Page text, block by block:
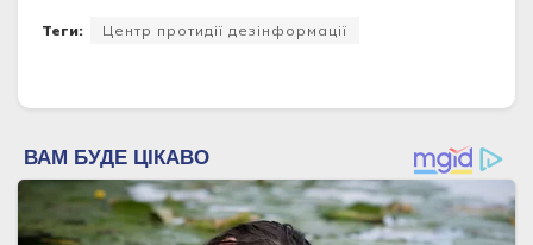
Теги: Центр протидії дезінформації